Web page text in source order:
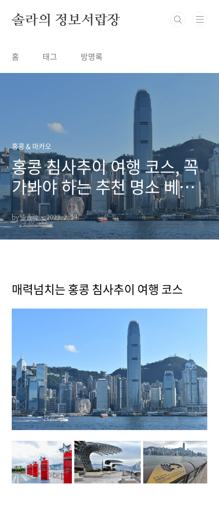
솔라의 정보서랍장
홈 태그 방명록
홍콩 & 마카오
홍콩 침사추이 여행 코스, 꼭
가봐야 하는 추천 명소 베스
트 7
by 솔솔라 2023. 2. 23.
매력넘치는 홍콩 침사추이 여행 코스